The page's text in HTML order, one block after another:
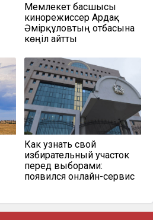
Мемлекет басшысы
кинорежиссер Ардақ
Әмірқұловтың отбасына
көңіл айтты
Как узнать свой
избирательный участок
перед выборами:
появился онлайн-сервис